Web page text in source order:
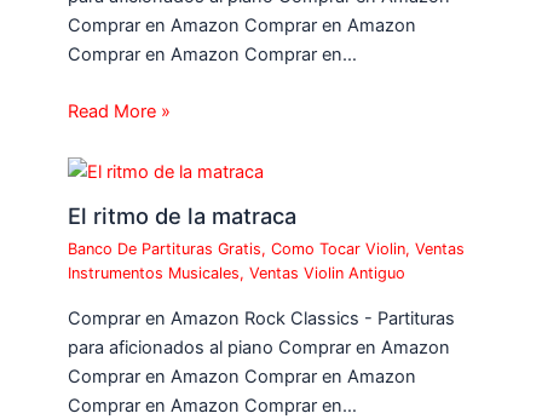
Comprar en Amazon Comprar en Amazon
Comprar en Amazon Comprar en…
Read More »
El ritmo de la matraca
Banco De Partituras Gratis,Como Tocar Violin,Ventas
Instrumentos Musicales,Ventas Violin Antiguo
Comprar en Amazon Rock Classics - Partituras
para aficionados al piano Comprar en Amazon
Comprar en Amazon Comprar en Amazon
Comprar en Amazon Comprar en…